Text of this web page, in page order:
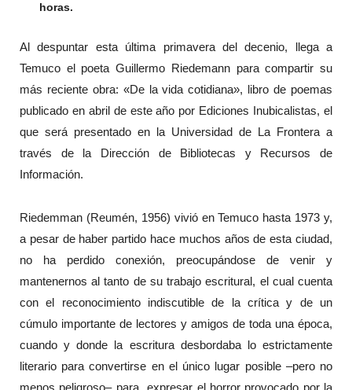
horas.
Al despuntar esta última primavera del decenio, llega a
Temuco el poeta Guillermo Riedemann para compartir su
más reciente obra: «De la vida cotidiana», libro de poemas
publicado en abril de este año por Ediciones Inubicalistas, el
que será presentado en la Universidad de La Frontera a
través de la Dirección de Bibliotecas y Recursos de
Información.
Riedemman (Reumén, 1956) vivió en Temuco hasta 1973 y,
a pesar de haber partido hace muchos años de esta ciudad,
no ha perdido conexión, preocupándose de venir y
mantenernos al tanto de su trabajo escritural, el cual cuenta
con el reconocimiento indiscutible de la crítica y de un
cúmulo importante de lectores y amigos de toda una época,
cuando y donde la escritura desbordaba lo estrictamente
literario para convertirse en el único lugar posible –pero no
menos peligroso– para expresar el horror provocado por la